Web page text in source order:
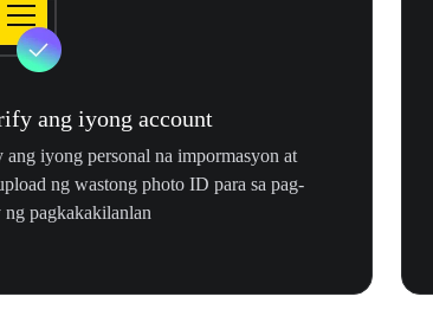
ang iyong account
ang iyong personal na impormasyon at
ng wastong photo ID para sa pag-
pagkakakilanlan